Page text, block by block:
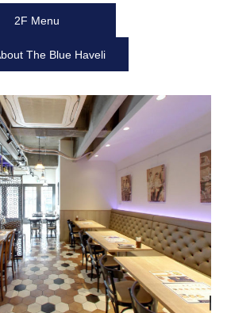
2F Menu
The Blue Haveli